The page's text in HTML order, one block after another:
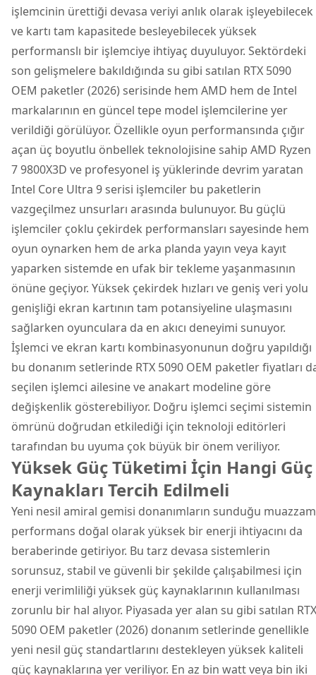
işlemcinin ürettiği devasa veriyi anlık olarak işleyebilecek
ve kartı tam kapasitede besleyebilecek yüksek
performanslı bir işlemciye ihtiyaç duyuluyor. Sektördeki
son gelişmelere bakıldığında su gibi satılan RTX 5090
OEM paketler (2026) serisinde hem AMD hem de Intel
markalarının en güncel tepe model işlemcilerine yer
verildiği görülüyor. Özellikle oyun performansında çığır
açan üç boyutlu önbellek teknolojisine sahip AMD Ryzen
7 9800X3D ve profesyonel iş yüklerinde devrim yaratan
Intel Core Ultra 9 serisi işlemciler bu paketlerin
vazgeçilmez unsurları arasında bulunuyor. Bu güçlü
işlemciler çoklu çekirdek performansları sayesinde hem
oyun oynarken hem de arka planda yayın veya kayıt
yaparken sistemde en ufak bir tekleme yaşanmasının
önüne geçiyor. Yüksek çekirdek hızları ve geniş veri yolu
genişliği ekran kartının tam potansiyeline ulaşmasını
sağlarken oyunculara da en akıcı deneyimi sunuyor.
İşlemci ve ekran kartı kombinasyonunun doğru yapıldığı
bu donanım setlerinde RTX 5090 OEM paketler fiyatları
seçilen işlemci ailesine ve anakart modeline göre
değişkenlik gösterebiliyor. Doğru işlemci seçimi sistemin
ömrünü doğrudan etkilediği için teknoloji editörleri
tarafından bu uyuma çok büyük bir önem veriliyor.
Yüksek Güç Tüketimi İçin Hangi Güç
Kaynakları Tercih Edilmeli
Yeni nesil amiral gemisi donanımların sunduğu muazzam
performans doğal olarak yüksek bir enerji ihtiyacını da
beraberinde getiriyor. Bu tarz devasa sistemlerin
sorunsuz, stabil ve güvenli bir şekilde çalışabilmesi için
enerji verimliliği yüksek güç kaynaklarının kullanılması
zorunlu bir hal alıyor. Piyasada yer alan su gibi satılan RTX
5090 OEM paketler (2026) donanım setlerinde genellikle
yeni nesil güç standartlarını destekleyen yüksek kaliteli
güç kaynaklarına yer veriliyor. En az bin watt veya bin iki